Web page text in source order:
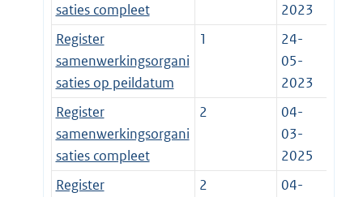
saties compleet
2023
Register
samenwerkingsorgani
saties op peildatum
1
24-
05-
2023
Register
samenwerkingsorgani
saties compleet
2
04-
03-
2025
Register
2
04-